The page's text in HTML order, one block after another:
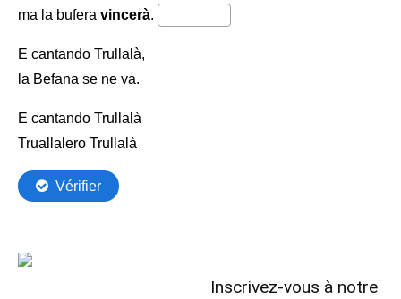
Inscrivez-vous à notre